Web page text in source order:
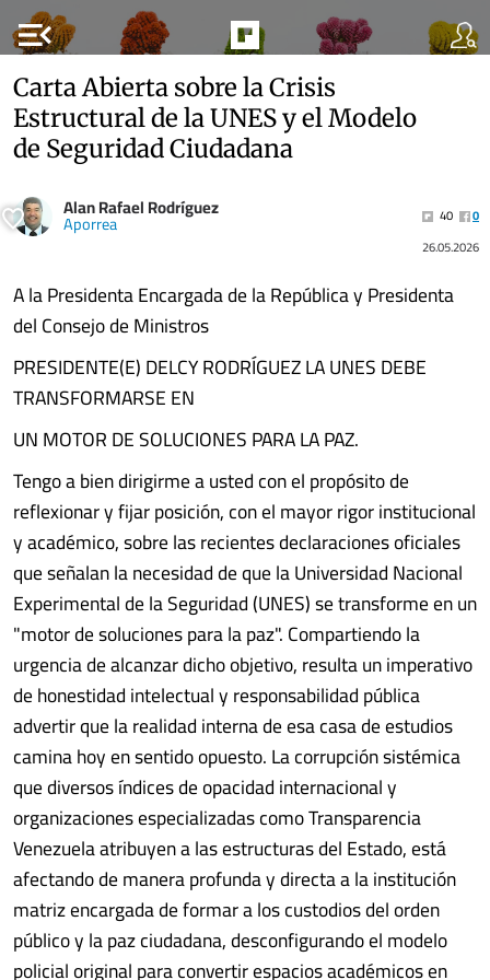
menu_open
Carta Abierta sobre la Crisis
Estructural de la UNES y el Modelo
de Seguridad Ciudadana
Alan Rafael Rodríguez
Aporrea 40
0
26.05.2026
A la Presidenta Encargada de la República y Presidenta
del Consejo de Ministros
PRESIDENTE(E) DELCY RODRÍGUEZ LA UNES DEBE
TRANSFORMARSE EN
UN MOTOR DE SOLUCIONES PARA LA PAZ.
Tengo a bien dirigirme a usted con el propósito de
reflexionar y fijar posición, con el mayor rigor institucional
y académico, sobre las recientes declaraciones oficiales
que señalan la necesidad de que la Universidad Nacional
Experimental de la Seguridad (UNES) se transforme en un
"motor de soluciones para la paz". Compartiendo la
urgencia de alcanzar dicho objetivo, resulta un imperativo
de honestidad intelectual y responsabilidad pública
advertir que la realidad interna de esa casa de estudios
camina hoy en sentido opuesto. La corrupción sistémica
que diversos índices de opacidad internacional y
organizaciones especializadas como Transparencia
Venezuela atribuyen a las estructuras del Estado, está
afectando de manera profunda y directa a la institución
matriz encargada de formar a los custodios del orden
público y la paz ciudadana, desconfigurando el modelo
policial original para convertir espacios académicos en